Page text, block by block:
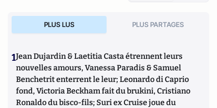
PLUS LUS PLUS PARTAGES
1Jean Dujardin & Laetitia Casta étrennent leurs
nouvelles amours, Vanessa Paradis & Samuel
Benchetrit enterrent le leur; Leonardo di Caprio
fond, Victoria Beckham fait du brukini, Cristiano
Ronaldo du bisco-fils; Suri ex Cruise joue du